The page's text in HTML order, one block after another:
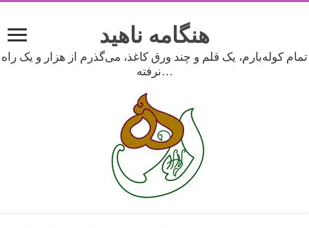
هنگامه ناهید
تمام کوله‌بارم، یک قلم و چند ورق کاغذ، می‌گذرم از هزار و یک راه
نرفته…